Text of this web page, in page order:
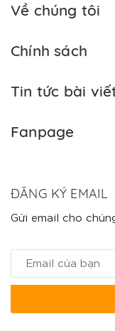
Về chúng tôi
Chính sách
Tin tức bài
Fanpage
ĐĂNG KÝ EMAIL
Gửi email cho